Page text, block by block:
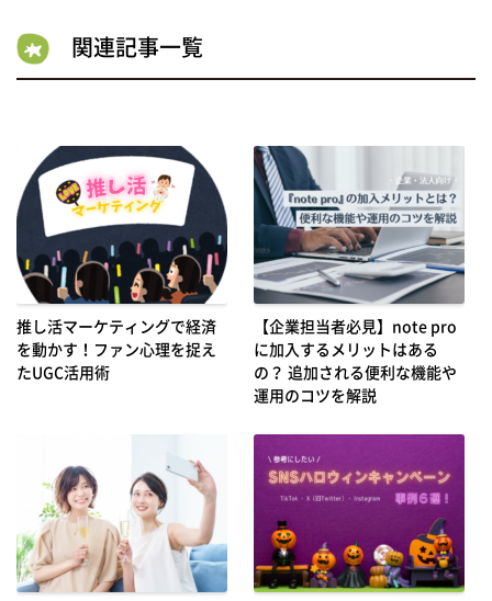
関連記事一覧
推し活マーケティングで経済
を動かす！ファン心理を捉え
たUGC活用術
【企業担当者必見】note pro
に加入するメリットはある
の？ 追加される便利な機能や
運用のコツを解説